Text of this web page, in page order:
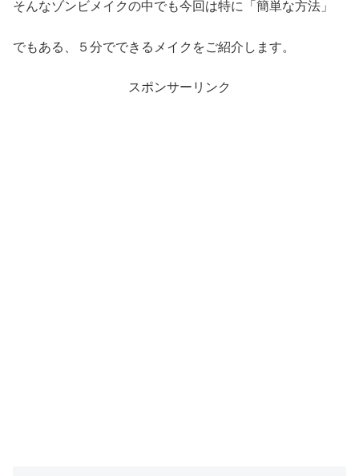
そんなゾンビメイクの中でも今回は特に「簡単な方法」
でもある、５分でできるメイクをご紹介します。
スポンサーリンク